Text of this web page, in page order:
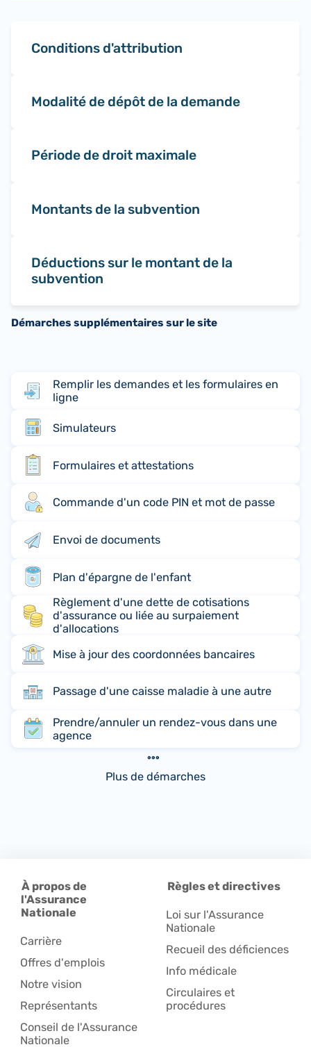
Conditions d'attribution
Modalité de dépôt de la demande
Période de droit maximale
Montants de la subvention
Déductions sur le montant de la
subvention
Démarches supplémentaires sur le site
Remplir les demandes et les formulaires en
ligne
Simulateurs
Formulaires et attestations
Commande d'un code PIN et mot de passe
Envoi de documents
Plan d'épargne de l'enfant
Règlement d'une dette de cotisations
d'assurance ou liée au surpaiement
d'allocations
Mise à jour des coordonnées bancaires
Passage d'une caisse maladie à une autre
Prendre/annuler un rendez-vous dans une
agence
Plus de démarches
À propos de
l'Assurance
Nationale
Carrière
Offres d'emplois
Notre vision
Représentants
Conseil de l'Assurance
Nationale
Règles et directives
Loi sur l'Assurance
Nationale
Recueil des déficiences
Info médicale
Circulaires et
procédures